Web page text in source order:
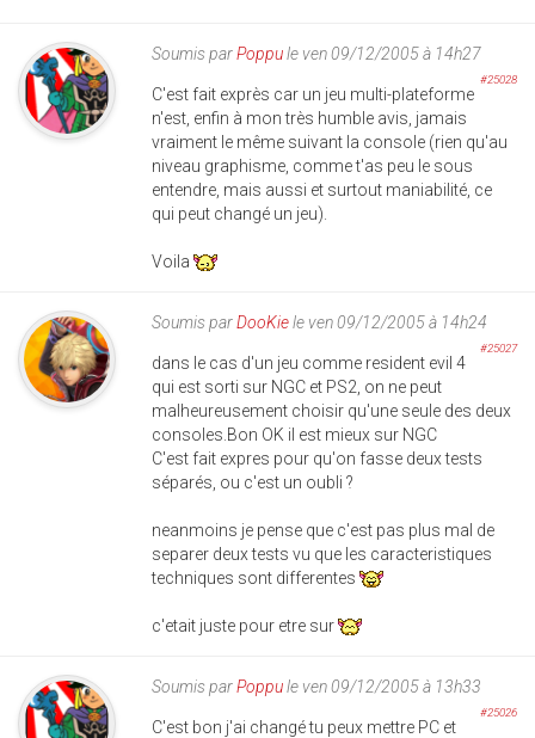
Soumis parPoppule ven 09/12/2005 à 14h27
#25028
C'est fait exprès car un jeu multi-plateforme
n'est, enfin à mon très humble avis, jamais
vraiment le même suivant la console (rien qu'au
niveau graphisme, comme t'as peu le sous
entendre, mais aussi et surtout maniabilité, ce
qui peut changé un jeu).
Voila
Soumis parDooKiele ven 09/12/2005 à 14h24
#25027
dans le cas d'un jeu comme resident evil 4
qui est sorti sur NGC et PS2, on ne peut
malheureusement choisir qu'une seule des deux
consoles.Bon OK il est mieux sur NGC
C'est fait expres pour qu'on fasse deux tests
séparés, ou c'est un oubli ?
neanmoins je pense que c'est pas plus mal de
separer deux tests vu que les caracteristiques
techniques sont differentes
c'etait juste pour etre sur
Soumis parPoppule ven 09/12/2005 à 13h33
#25026
C'est bon j'ai changé tu peux mettre PC et